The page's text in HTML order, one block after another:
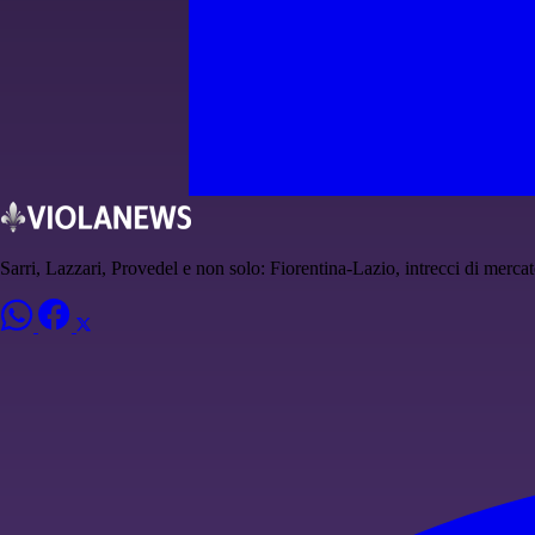
Sarri, Lazzari, Provedel e non solo: Fiorentina-Lazio, intrecci di